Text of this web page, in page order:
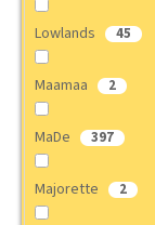
Lowlands 45
Maamaa 2
MaDe 397
Majorette 2